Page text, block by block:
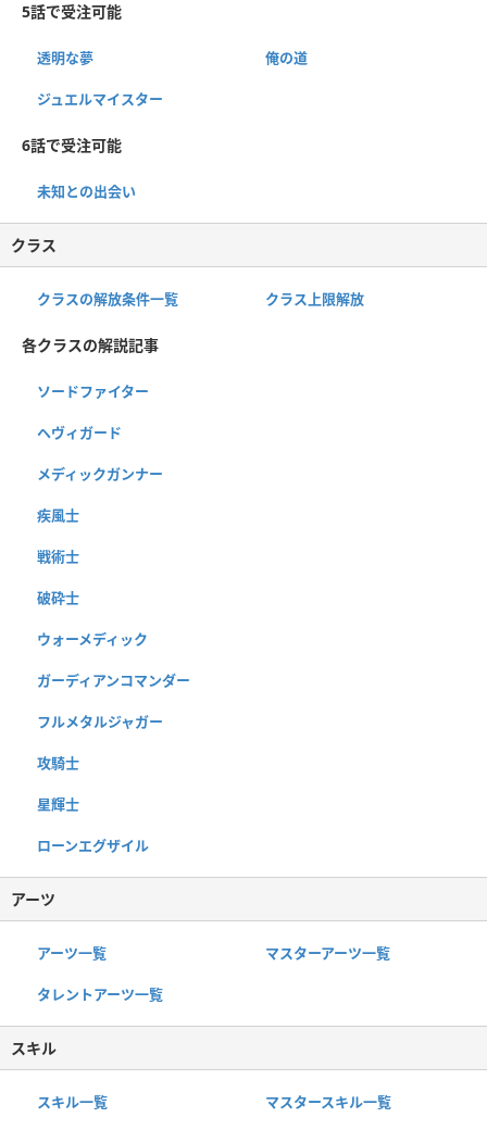
5話で受注可能
透明な夢 俺の道
ジュエルマイスター
6話で受注可能
未知との出会い
クラス
クラスの解放条件一覧 クラス上限解放
各クラスの解説記事
ソードファイター
ヘヴィガード
メディックガンナー
疾風士
戦術士
破砕士
ウォーメディック
ガーディアンコマンダー
フルメタルジャガー
攻騎士
星輝士
ローンエグザイル
アーツ
アーツ一覧 マスターアーツ一覧
タレントアーツ一覧
スキル
スキル一覧 マスタースキル一覧